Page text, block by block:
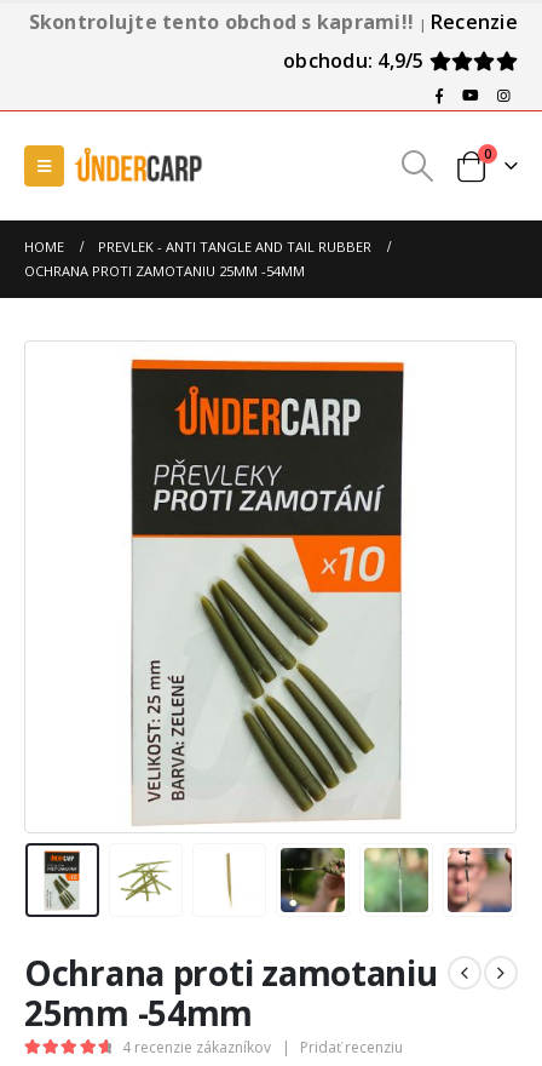
Skontrolujte tento obchod s kaprami!! | Recenzie
obchodu: 4,9/5
0
HOME
PREVLEK - ANTI TANGLE AND TAIL RUBBER
OCHRANA PROTI ZAMOTANIU 25MM -54MM
Ochrana proti zamotaniu
25mm -54mm
4 recenzie zákazníkov | Pridať recenziu